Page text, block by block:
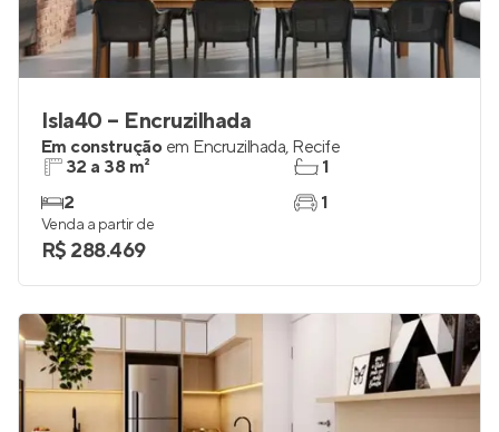
Isla40 – Encruzilhada
Em construção em Encruzilhada, Recife
32 a 38 m²
2
1
1
Venda a partir de
R$ 288.469